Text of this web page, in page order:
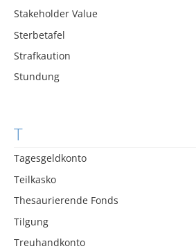
Stakeholder Value
Sterbetafel
Strafkaution
Stundung
T
Tagesgeldkonto
Teilkasko
Thesaurierende Fonds
Tilgung
Treuhandkonto